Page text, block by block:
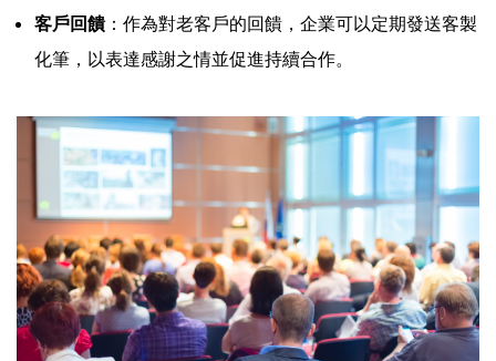
客戶回饋：作為對老客戶的回饋，企業可以定期發送客製
化筆，以表達感謝之情並促進持續合作。